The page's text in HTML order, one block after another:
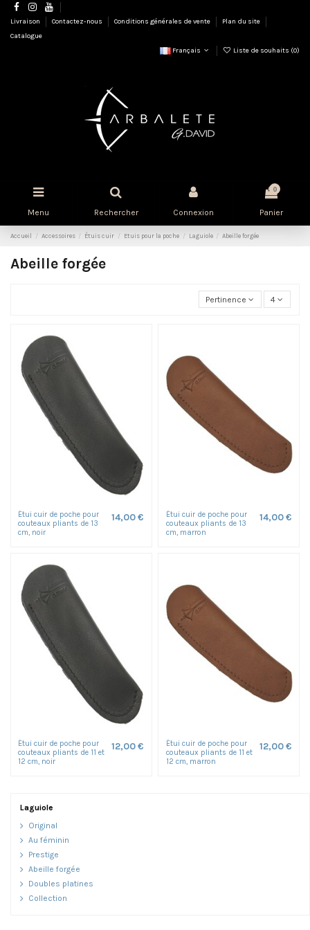
Livraison Contactez-nous Conditions générales de vente
Plan du site
Catalogue
Français
Liste de souhaits (0)
Menu Rechercher Connexion
0
Panier
Accueil Accessoires Étuis cuir Etuis pour la poche Laguiole Abeille forgée
Abeille forgée
Pertinence 4
Étui cuir de poche pour
couteaux pliants de 13
cm, noir
14,00 €
Étui cuir de poche pour
couteaux pliants de 13
cm, marron
14,00 €
Étui cuir de poche pour
couteaux pliants de 11 et
12 cm, noir
12,00 €
Étui cuir de poche pour
couteaux pliants de 11 et
12 cm, marron
12,00 €
Laguiole
Original
Au féminin
Prestige
Abeille forgée
Doubles platines
Collection